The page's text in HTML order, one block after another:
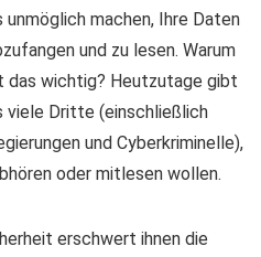
unmöglich machen, Ihre Daten
und zu lesen. Warum
das wichtig? Heutzutage gibt
viele Dritte (einschließlich
und Cyberkriminelle),
oder mitlesen wollen.
erschwert ihnen die